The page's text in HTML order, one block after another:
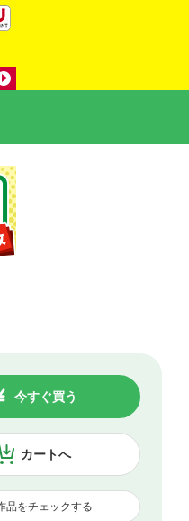
カートへ
今すぐ買う
品をチェックする